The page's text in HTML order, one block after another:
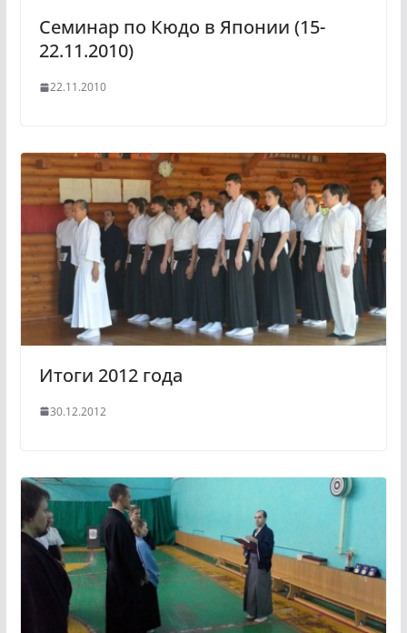
Семинар по Кюдо в Японии (15-
22.11.2010)
22.11.2010
Итоги 2012 года
30.12.2012